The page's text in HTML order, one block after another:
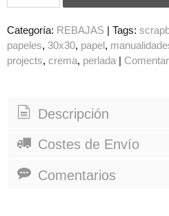
Categoría: REBAJAS Tags:
papeles 30x30 papel
projects crema perlada
Descripción
Costes de Envío
Comentarios